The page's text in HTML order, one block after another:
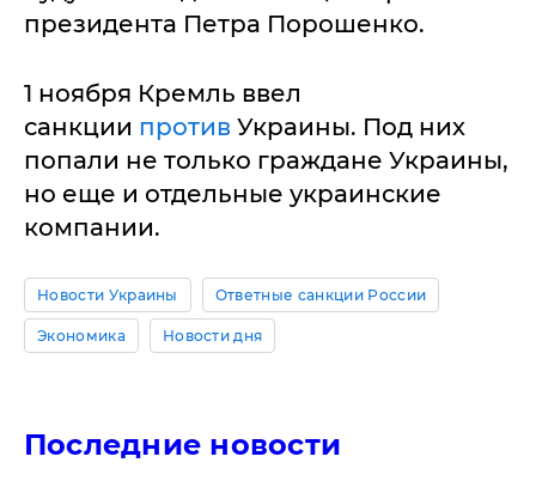
президента Петра Порошенко.
1 ноября Кремль ввел
санкции против Украины. Под них
попали не только граждане Украины,
но еще и отдельные украинские
компании.
Новости Украины Ответные санкции России
Экономика Новости дня
Последние новости